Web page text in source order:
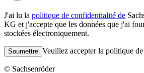
J'ai lu la politique de confidentialité de
KG et j'accepte que les données que j'ai
stockées électroniquement.
Veuillez laisser ce champ vide.
Veuillez accepter la politique
© Sachsenröder